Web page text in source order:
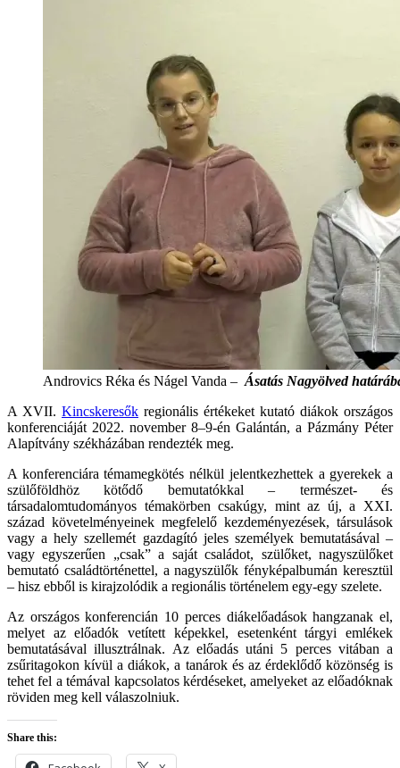
Androvics Réka és Nágel Vanda – Ásatás Nagyölved
A XVII. Kincskeresők regionális értékeket kutató diákok országos
konferenciáját 2022. november 8–9-én Galántán, a Pázmány Péter
Alapítvány székházában rendezték meg.
A konferenciára témamegkötés nélkül jelentkezhettek a gyerekek a
szülőföldhöz kötődő bemutatókkal – természet- és
társadalomtudományos témakörben csakúgy, mint az új, a XXI.
század követelményeinek megfelelő kezdeményezések, társulások
vagy a hely szellemét gazdagító jeles személyek bemutatásával –
vagy egyszerűen „csak” a saját családot, szülőket, nagyszülőket
bemutató családtörténettel, a nagyszülők fényképalbumán keresztül
– hisz ebből is kirajzolódik a regionális történelem egy-egy szelete.
Az országos konferencián 10 perces diákelőadások hangzanak el,
melyet az előadók vetített képekkel, esetenként tárgyi emlékek
bemutatásával illusztrálnak. Az előadás utáni 5 perces vitában a
zsűritagokon kívül a diákok, a tanárok és az érdeklődő közönség is
tehet fel a témával kapcsolatos kérdéseket, amelyeket az előadóknak
röviden meg kell válaszolniuk.
Share this: